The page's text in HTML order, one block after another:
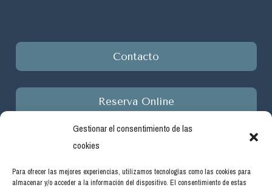
Gestionar el consentimiento de las
cookies
Para ofrecer las mejores experiencias, utilizamos tecnologías como las cookies para
almacenar y/o acceder a la información del dispositivo. El consentimiento de estas
Contacto
Reserva Online
Empresa beneficiaria de ayudas del programa de incentivos